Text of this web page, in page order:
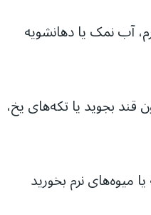
آب نمک یا دهانشویه
اگر دهان‌تان خشک است، آدامس بدون قند بجوید یا تکه‌های یخ،
بخورید